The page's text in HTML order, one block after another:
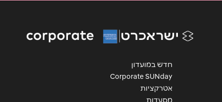
אנא חזרו אלי בקשר ל...
הודעה*
חדש במועדון
Corporate SUNday
אטרקציות
מסעדות